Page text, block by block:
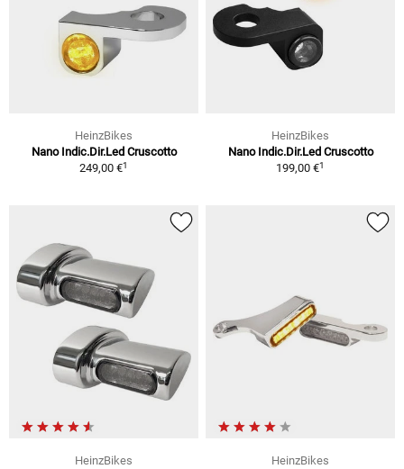
HeinzBikes
Nano Indic.Dir.Led Cruscotto
249,00 €1
HeinzBikes
Nano Indic.Dir.Led Cruscotto
199,00 €1
HeinzBikes
HeinzBikes